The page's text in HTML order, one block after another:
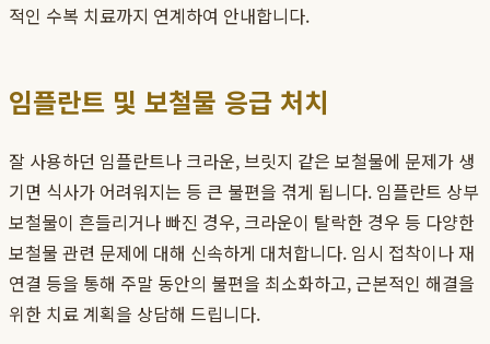
적인 수복 치료까지 연계하여 안내합니다.
임플란트 및 보철물 응급 처치
잘 사용하던 임플란트나 크라운, 브릿지 같은 보철물에 문제가 생
기면 식사가 어려워지는 등 큰 불편을 겪게 됩니다. 임플란트 상부
보철물이 흔들리거나 빠진 경우, 크라운이 탈락한 경우 등 다양한
보철물 관련 문제에 대해 신속하게 대처합니다. 임시 접착이나 재
연결 등을 통해 주말 동안의 불편을 최소화하고, 근본적인 해결을
위한 치료 계획을 상담해 드립니다.